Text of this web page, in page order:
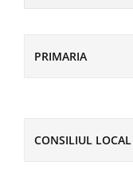
PRIMARIA
CONSILIUL LOCAL